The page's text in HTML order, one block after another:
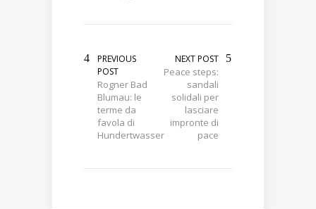
PREVIOUS
POST
Rogner Bad
Blumau: le
terme da
favola di
Hundertwasser
NEXT POST
Peace steps:
sandali
solidali per
lasciare
impronte di
pace